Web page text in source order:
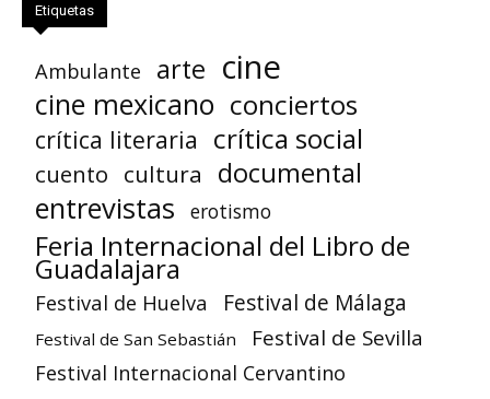
Etiquetas
Ambulante arte cine
cine mexicano conciertos
crítica literaria crítica social
cuento cultura documental
entrevistas erotismo
Feria Internacional del Libro de
Guadalajara
Festival de Huelva Festival de Málaga
Festival de San Sebastián Festival de Sevilla
Festival Internacional Cervantino